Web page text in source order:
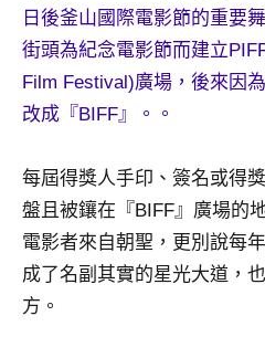
主
持、
窟
國
旅
書
作
者、
日後釜山國際電影節的重要
街頭為紀念電影節而建立
Film Festival)廣場，後來因
改成『BIFF』。
。
每屆得獎人手印、簽名或得
盤且被鑲在『BIFF』廣場的
電影者來自朝聖，更別說每
成了名副其實的星光大道，
方。